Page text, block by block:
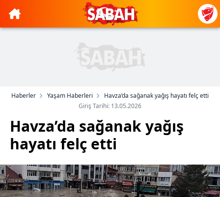
Haberler Yaşam Haberleri
Havza’da sağanak yağış hayatı felç etti
Giriş Tarihi: 13.05.2026
Havza’da sağanak yağış
hayatı felç etti